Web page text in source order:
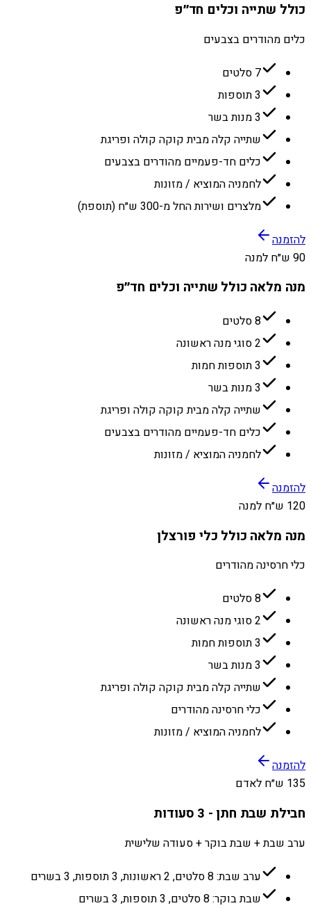
כולל שתייה וכלים חד״פ
כלים מהודרים בצבעים
7 סלטים
3 תוספות
3 מנות בשר
שתייה קלה מבית קוקה קולה ופריגת
כלים חד-פעמיים מהודרים בצבעים
לחמניה המוציא / מזונות
מלצרים ושירות החל מ-300 ש״ח (תוספת)
להזמנה
90 ש״ח למנה
מנה מלאה כולל שתייה וכלים חד״פ
8 סלטים
2 סוגי מנה ראשונה
3 תוספות חמות
3 מנות בשר
שתייה קלה מבית קוקה קולה ופריגת
כלים חד-פעמיים מהודרים בצבעים
לחמניה המוציא / מזונות
להזמנה
120 ש״ח למנה
מנה מלאה כולל כלי פורצלן
כלי חרסינה מהודרים
8 סלטים
2 סוגי מנה ראשונה
3 תוספות חמות
3 מנות בשר
שתייה קלה מבית קוקה קולה ופריגת
כלי חרסינה מהודרים
לחמניה המוציא / מזונות
להזמנה
135 ש״ח לאדם
חבילת שבת חתן - 3 סעודות
ערב שבת + שבת בוקר + סעודה שלישית
ערב שבת: 8 סלטים, 2 ראשונות, 3 תוספות, 3 בשרים
שבת בוקר: 8 סלטים, 3 תוספות, 3 בשרים